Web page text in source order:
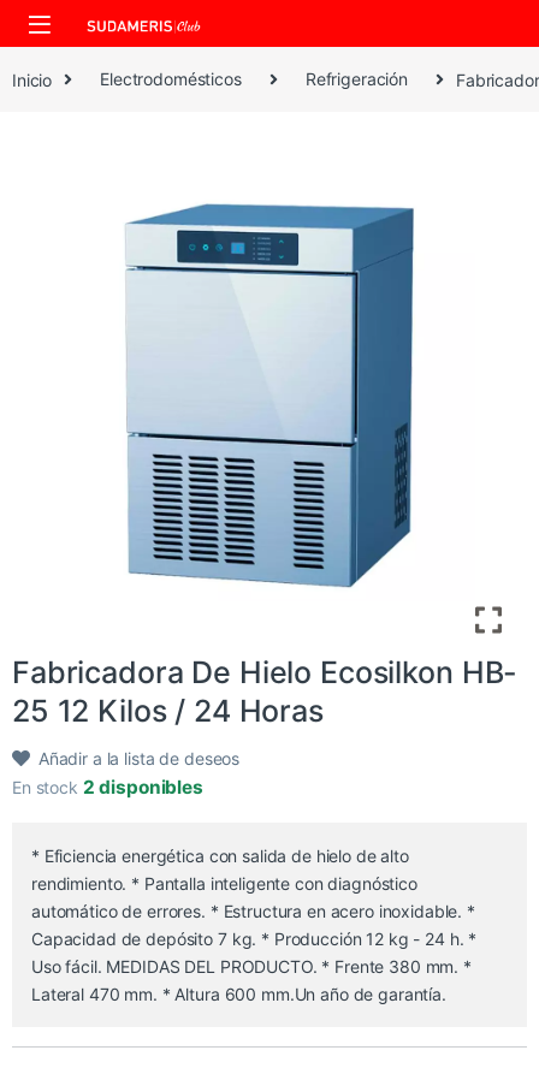
Skip to navigation
Skip to content
Inicio Electrodomésticos Refrigeración
Fabricadora De Hielo Ecosilkon HB-
25 12 Kilos / 24 Horas
Añadir a la lista de deseos
En stock 2 disponibles
* Eficiencia energética con salida de hielo de alto
rendimiento. * Pantalla inteligente con diagnóstico
automático de errores. * Estructura en acero inoxidable. *
Capacidad de depósito 7 kg. * Producción 12 kg - 24 h. *
Uso fácil. MEDIDAS DEL PRODUCTO. * Frente 380 mm. *
Lateral 470 mm. * Altura 600 mm.Un año de garantía.